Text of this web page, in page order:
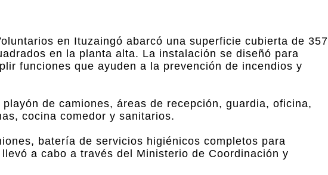
en Ituzaingó abarcó una superficie cubierta de 357
en la planta alta. La instalación se diseñó para
funciones que ayuden a la prevención de incendios y
de camiones, áreas de recepción, guardia, oficina,
cocina comedor y sanitarios.
batería de servicios higiénicos completos para
a cabo a través del Ministerio de Coordinación y